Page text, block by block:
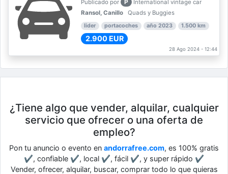
Publicado por P
International vintage car
Ransol, Canillo
Quads y Buggies
lider portacoches año 2023 1.500 km
2.900 EUR
28 Ago 2024 - 12:44
¿Tiene algo que vender, alquilar, cualquier
servicio que ofrecer o una oferta de
empleo?
Pon tu anuncio o evento en andorrafree.com, es 100% gratis
✔, confiable ✔, local ✔, fácil ✔, y super rápido ✔
Vender, ofrecer, alquilar, buscar, comprar todo lo que quieras